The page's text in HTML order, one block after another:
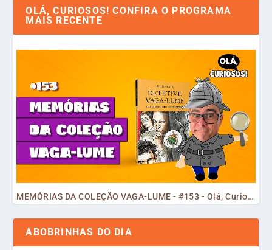
OLÁ, CURIOSOS! CONFIRA O PROGRAMA
MAIS RECENTE
MEMÓRIAS DA COLEÇÃO VAGA-LUME - #153 - Olá, Curiosos! 2023
ABOBRINHAS DO DIA